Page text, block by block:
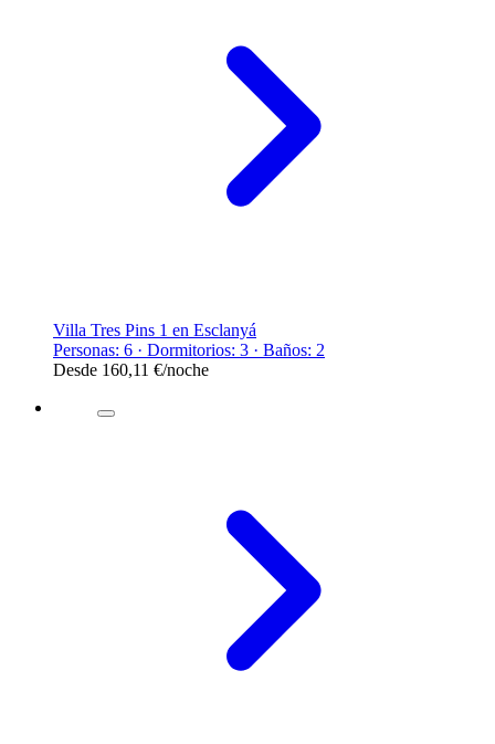
Villa Tres Pins 1 en Esclanyá
Personas: 6 · Dormitorios: 3 · Baños: 2
Desde 160,11 €/noche